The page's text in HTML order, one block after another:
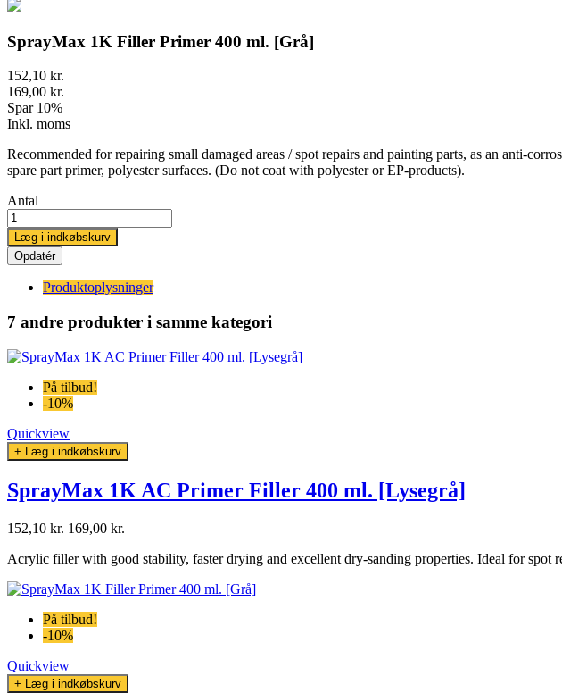
SprayMax 1K Filler Primer 400 ml. [Grå]
152,10 kr.
169,00 kr.
Spar 10%
Inkl. moms
Recommended for repairing small damaged areas / spot repairs and painting parts, as an anti-
spare part primer, polyester surfaces. (Do not coat with polyester or EP-products).
Antal
Læg i indkøbskurv
Produktoplysninger
7 andre produkter i samme kategori
På tilbud!
-10%
Quickview
+ Læg i indkøbskurv
SprayMax 1K AC Primer Filler 400 ml. [Lysegrå]
152,10 kr. 169,00 kr.
Acrylic filler with good stability, faster drying and excellent dry-sanding properties. Ideal for spot
På tilbud!
-10%
Quickview
+ Læg i indkøbskurv